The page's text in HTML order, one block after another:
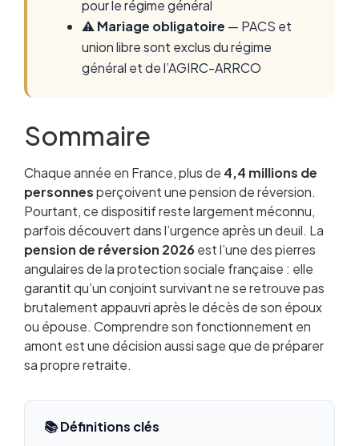
pour le régime général
⚠️Mariage obligatoire — PACS et
union libre sont exclus du régime
général et de l’AGIRC-ARRCO
Sommaire
Qu’est-ce que la pension de réversion ?
Conditions pour bénéficier de la pension de
réversion
Montant de la pension de réversion au régime
général
Pension de réversion AGIRC-ARRCO : les
règles de la complémentaire
Pension de réversion pour les fonctionnaires
Plafond de ressources 2026 : ce qui entre dans
le calcul
L’ex-conjoint divorcé a-t-il droit à la réversion ?
réversion ?
Cas particuliers : remariage, PACS,
Chaque année en France, plus de 4,4 millions de
personnesperçoivent une pension de réversion.
Pourtant, ce dispositif reste largement méconnu,
parfois découvert dans l’urgence après un deuil. La
pension de réversion 2026est l’une des pierres
angulaires de la protection sociale française : elle
garantit qu’un conjoint survivant ne se retrouve pas
brutalement appauvri après le décès de son époux
ou épouse. Comprendre son fonctionnement en
amont est une décision aussi sage que de préparer
sa propre retraite.
📚 Définitions clés